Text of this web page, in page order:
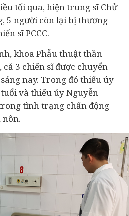
tối qua, hiện trung sĩ Chử
5 người còn lại bị thương
sĩ PCCC.
khoa Phẫu thuật thần
cả 3 chiến sĩ được chuyển
nay. Trong đó thiếu úy
và thiếu úy Nguyễn
tình trạng chấn động
nôn.